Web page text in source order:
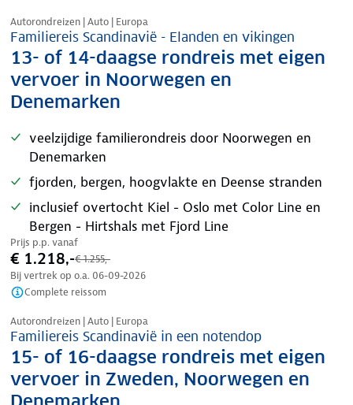
Autorondreizen | Auto | Europa
Familiereis Scandinavië - Elanden en vikingen
13- of 14-daagse rondreis met eigen
vervoer in Noorwegen en
Denemarken
veelzijdige familierondreis door Noorwegen en
Denemarken
fjorden, bergen, hoogvlakte en Deense stranden
inclusief overtocht Kiel - Oslo met Color Line en
Bergen - Hirtshals met Fjord Line
Prijs p.p. vanaf
€ 1.218,-€ 1.255,-
Bij vertrek op o.a. 06-09-2026
Complete reissom
Nazomer korting
Autorondreizen | Auto | Europa
Familiereis Scandinavië in een notendop
15- of 16-daagse rondreis met eigen
vervoer in Zweden, Noorwegen en